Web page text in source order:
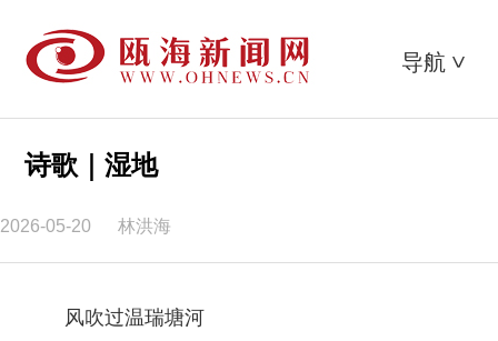
导航 >
诗歌｜湿地
2026-05-20 林洪海
风吹过温瑞塘河